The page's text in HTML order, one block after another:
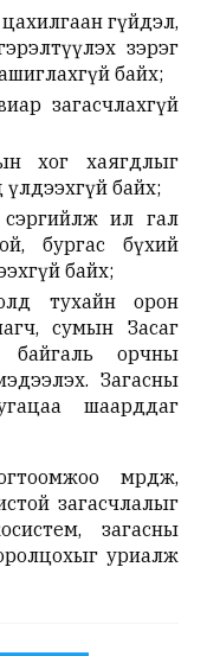
гүйдэл,
зэрэг
байх;
загасчлахгүй
хог хаягдлыг
байх;
ил гал
бургас бүхий
байх;
тухайн орон
сумын Засаг
орчны
Загасны
шаарддаг
мөрдөж,
загасчлалыг
загасны
уриалж